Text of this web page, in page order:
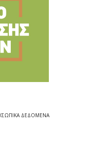
ΔΕΔΟΜΕΝΑ